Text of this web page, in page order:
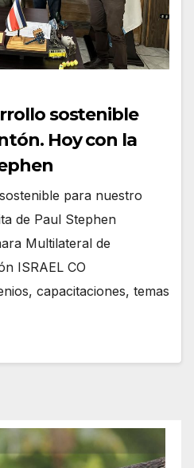
sostenible
Hoy con la
para nuestro
de Paul Stephen
Multilateral de
ISRAEL CO
capacitaciones, temas